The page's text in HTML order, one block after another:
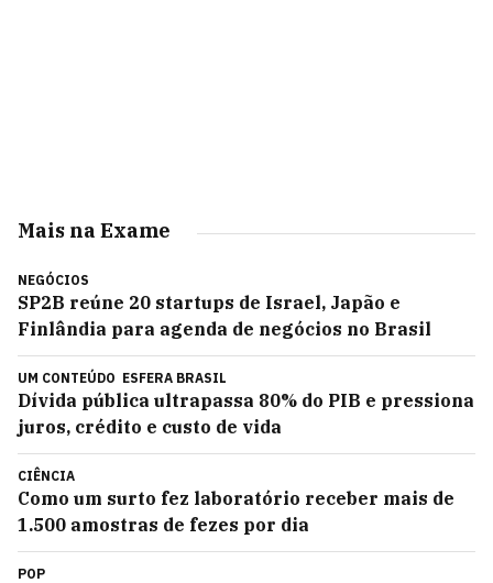
Mais na Exame
NEGÓCIOS
SP2B reúne 20 startups de Israel, Japão e
Finlândia para agenda de negócios no Brasil
UM CONTEÚDO ESFERA BRASIL
Dívida pública ultrapassa 80% do PIB e pressiona
juros, crédito e custo de vida
CIÊNCIA
Como um surto fez laboratório receber mais de
1.500 amostras de fezes por dia
POP